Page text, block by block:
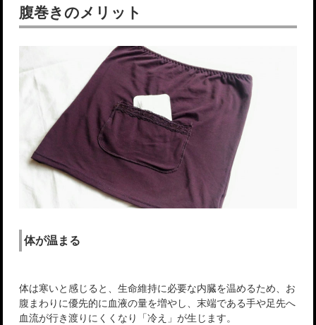
腹巻きのメリット
体が温まる
体は寒いと感じると、生命維持に必要な内臓を温めるため、お
腹まわりに優先的に血液の量を増やし、末端である手や足先へ
血流が行き渡りにくくなり「冷え」が生じます。